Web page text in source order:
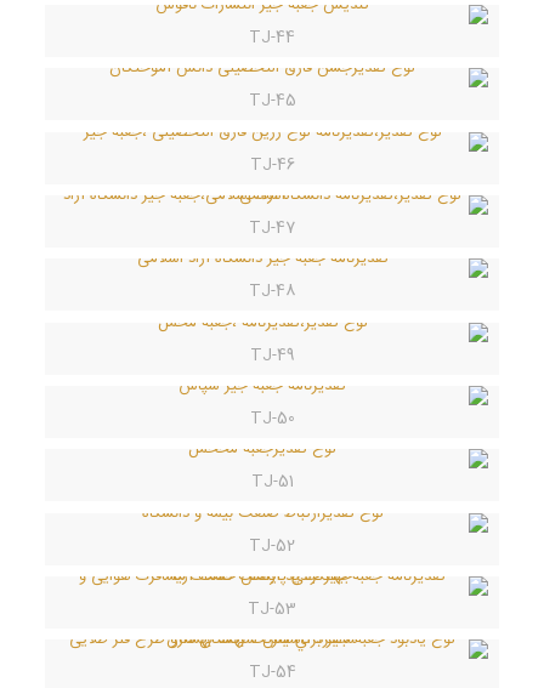
TJ-44
TJ-45
TJ-46
TJ-47
TJ-48
TJ-49
TJ-50
TJ-51
TJ-52
TJ-53
TJ-54